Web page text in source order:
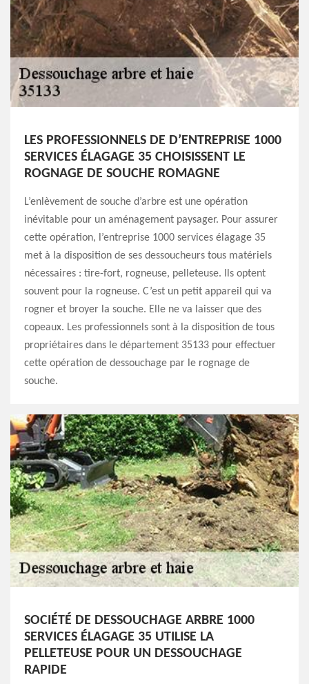
LES PROFESSIONNELS DE D’ENTREPRISE 1000
SERVICES ÉLAGAGE 35 CHOISISSENT LE
ROGNAGE DE SOUCHE ROMAGNE
L’enlèvement de souche d’arbre est une opération
inévitable pour un aménagement paysager. Pour assurer
cette opération, l’entreprise 1000 services élagage 35
met à la disposition de ses dessoucheurs tous matériels
nécessaires : tire-fort, rogneuse, pelleteuse. Ils optent
souvent pour la rogneuse. C’est un petit appareil qui va
rogner et broyer la souche. Elle ne va laisser que des
copeaux. Les professionnels sont à la disposition de tous
propriétaires dans le département 35133 pour effectuer
cette opération de dessouchage par le rognage de
souche.
SOCIÉTÉ DE DESSOUCHAGE ARBRE 1000
SERVICES ÉLAGAGE 35 UTILISE LA
PELLETEUSE POUR UN DESSOUCHAGE
RAPIDE